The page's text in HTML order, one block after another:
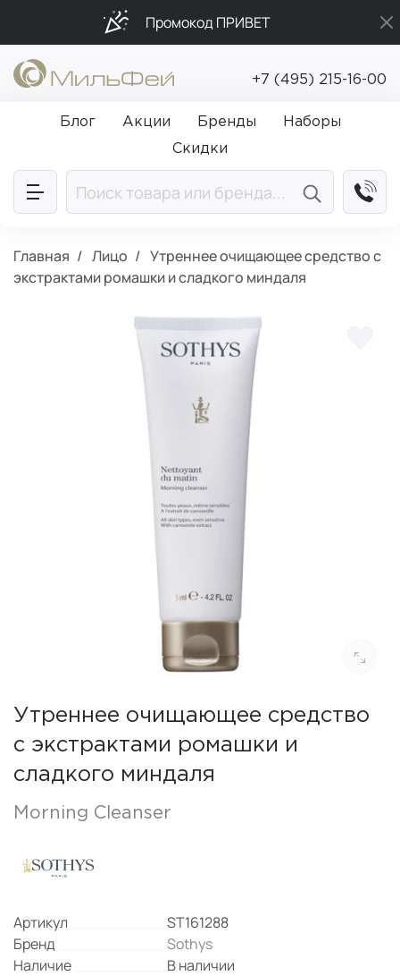
Промокод ПРИВЕТ
Бесплатная доставка от 5 000₽
Подарки в каждый заказ от 5 000₽
+7 (495) 215-16-00
Блог Акции Бренды
Наборы
Скидки
Главная Лицо
Утреннее очищающее средство с
экстрактами ромашки и сладкого миндаля
Утреннее очищающее средство
с экстрактами ромашки и
сладкого миндаля
Morning Cleanser
Артикул
ST161288
Бренд
Sothys
Наличие
В наличии